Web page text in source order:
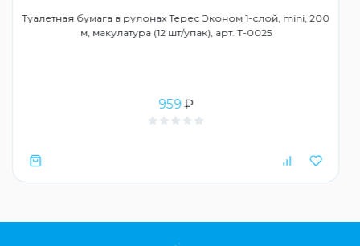
Туалетная бумага в рулонах Терес Эконом 1-слой, mini, 200
м, макулатура (12 шт/упак), арт. Т-0025
959₽